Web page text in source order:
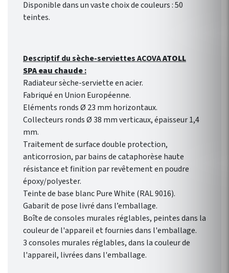
Disponible dans un vaste choix de couleurs : 50
teintes.
Descriptif du sèche-serviettes ACOVAATOLL
SPA eau chaude:
Radiateur sèche-serviette en acier.
Fabriqué en Union Européenne.
Eléments ronds Ø 23 mm horizontaux.
Collecteurs ronds Ø 38 mm verticaux, épaisseur 1,4
mm.
Traitement de surface double protection,
anticorrosion, par bains de cataphorèse haute
résistance et finition par revêtement en poudre
époxy/polyester.
Teinte de base blanc Pure White (RAL 9016).
Gabarit de pose livré dans l’emballage.
Boîte de consoles murales réglables, peintes dans la
couleur de l'appareil et fournies dans l'emballage.
3 consoles murales réglables, dans la couleur de
l'appareil, livrées dans l'emballage.